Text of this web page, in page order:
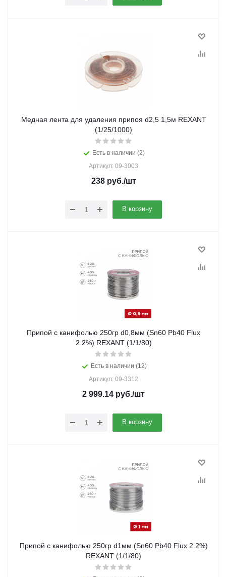
Медная лента для удаления припоя d2,5 1,5м REXANT
(1/25/1000)
Есть в наличии (2)
Артикул: 09-3003
238руб./шт
В корзину
Припой с канифолью 250гр d0,8мм (Sn60 Pb40 Flux
2.2%) REXANT (1/1/80)
Есть в наличии (12)
Артикул: 09-3312
2 999.14 руб./шт
В корзину
Припой с канифолью 250гр d1мм (Sn60 Pb40 Flux 2.2%)
REXANT (1/1/80)